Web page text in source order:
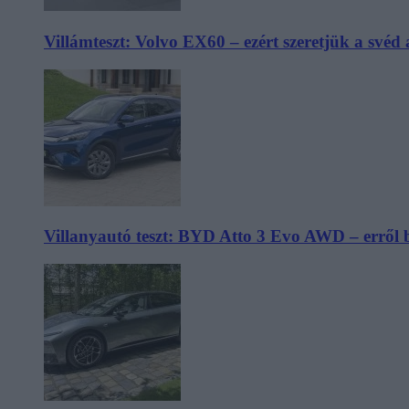
Villámteszt: Volvo EX60 – ezért szeretjük a svéd
Villanyautó teszt: BYD Atto 3 Evo AWD – erről